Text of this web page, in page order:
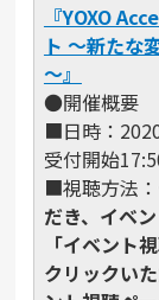
『YOXO
ト ～新たな
～』
●開催概要
■日時：
受付開始
■視聴方法：
だき、イベ
「イベント
クリックい